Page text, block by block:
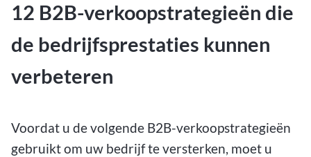
12 B2B-verkoopstrategieën die
de bedrijfsprestaties kunnen
verbeteren
Voordat u de volgende B2B-verkoopstrategieën
gebruikt om uw bedrijf te versterken, moet u